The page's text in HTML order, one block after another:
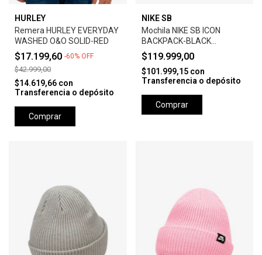
HURLEY
Remera HURLEY EVERYDAY
WASHED O&O SOLID-RED
$17.199,60 -60% OFF
$42.999,00
$14.619,66 con
Transferencia o depósito
Comprar
NIKE SB
Mochila NIKE SB ICON
BACKPACK-BLACK
ANTHRACITE
$119.999,00
$101.999,15 con
Transferencia o depósito
Comprar